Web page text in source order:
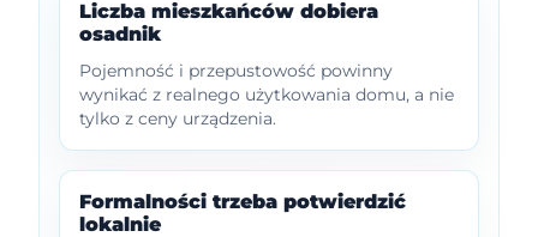
Liczba mieszkańców dobiera
osadnik
Pojemność i przepustowość powinny
wynikać z realnego użytkowania domu, a nie
tylko z ceny urządzenia.
Formalności trzeba potwierdzić
lokalnie